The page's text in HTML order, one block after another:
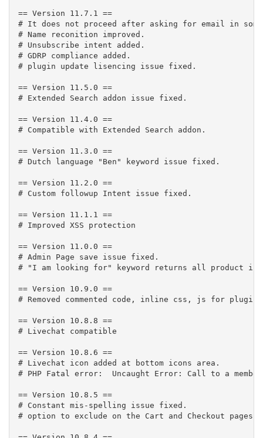
== Version 11.7.1 ==
# It does not proceed after asking for email in
# Name reconition improved.
# Unsubscribe intent added.
# GDRP compliance added.
# plugin update lisencing issue fixed.
== Version 11.5.0 ==
# Extended Search addon issue fixed.
== Version 11.4.0 ==
# Compatible with Extended Search addon.
== Version 11.3.0 ==
# Dutch language "Ben" keyword issue fixed.
== Version 11.2.0 ==
# Custom followup Intent issue fixed.
== Version 11.1.1 ==
# Improved XSS protection
== Version 11.0.0 ==
# Admin Page save issue fixed.
# "I am looking for" keyword returns all product
== Version 10.9.0 ==
# Removed commented code, inline css, js for plugin
== Version 10.8.8 ==
# Livechat compatible
== Version 10.8.6 ==
# Livechat icon added at bottom icons area.
# PHP Fatal error:  Uncaught Error: Call to a
== Version 10.8.5 ==
# Constant mis-spelling issue fixed.
# option to exclude on the Cart and Checkout pages